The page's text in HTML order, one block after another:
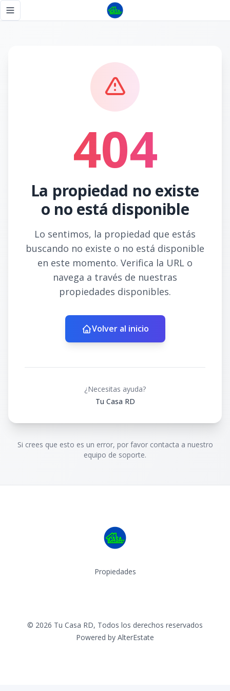
Toggle navigation menu
404
La propiedad no existe
o no está disponible
Lo sentimos, la propiedad que estás
buscando no existe o no está disponible
en este momento. Verifica la URL o
navega a través de nuestras
propiedades disponibles.
Volver al inicio
¿Necesitas ayuda?
Tu Casa RD
Si crees que esto es un error, por favor contacta a nuestro
equipo de soporte.
Propiedades
© 2026 Tu Casa RD, Todos los derechos reservados
Powered by AlterEstate
Página no encontrada - Tu Casa RD